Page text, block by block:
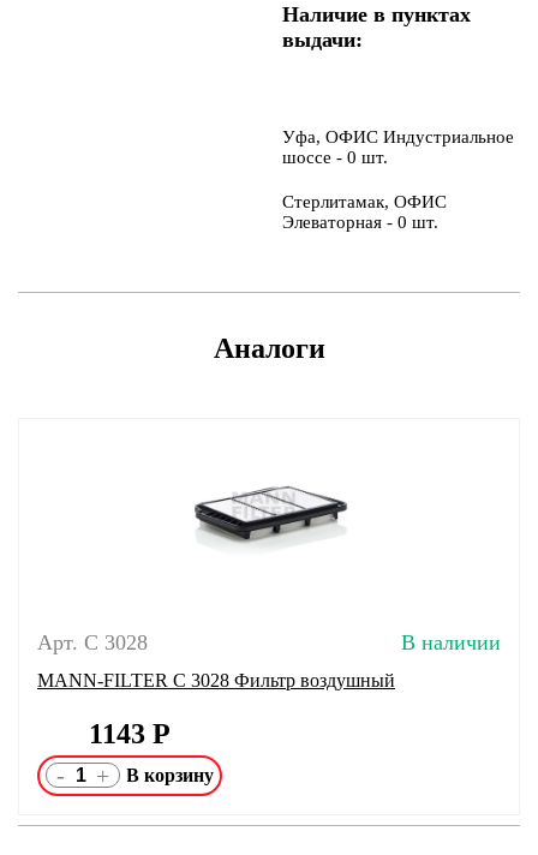
Наличие в пунктах
выдачи:
Уфа, ОФИС Индустриальное
шоссе - 0 шт.
Стерлитамак, ОФИС
Элеваторная - 0 шт.
Аналоги
Арт. C 3028 В наличии
MANN-FILTER C 3028 Фильтр воздушный
1143 Р
- +